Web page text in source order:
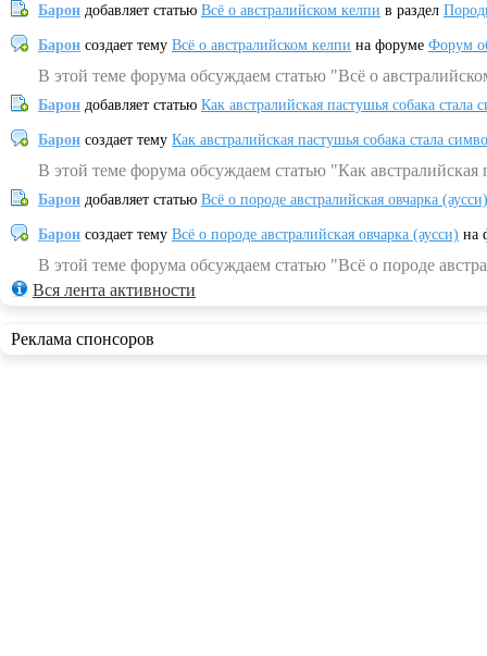
Барон добавляет статью Всё о австралийском келпи в раздел
Барон создает тему Всё о австралийском келпи на форуме Форум
В этой теме форума обсуждаем статью "Всё о
Барон добавляет статью Как австралийская пастушья собака
Барон создает тему Как австралийская пастушья собака стала
В этой теме форума обсуждаем статью "Как
Барон добавляет статью Всё о породе австралийская овчарка (аусси)
Барон создает тему Всё о породе австралийская овчарка (аусси) на
В этой теме форума обсуждаем статью "Всё о породе
Вся лента активности
Реклама спонсоров